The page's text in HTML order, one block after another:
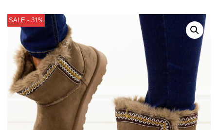
SALE - 31%